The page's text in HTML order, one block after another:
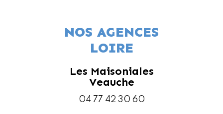
NOS AGENCES
LOIRE
Les Maisoniales
Veauche
04 77 42 30 60